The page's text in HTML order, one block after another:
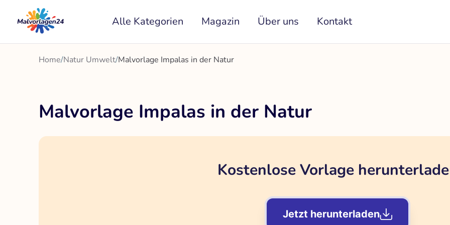
Inhalt
springen
Alle Kategorien Magazin Über uns Kontakt
Home/Natur Umwelt/Malvorlage Impalas in der Natur
Malvorlage Impalas in der Natur
Kostenlose Vorlage
Jetzt herunterladen